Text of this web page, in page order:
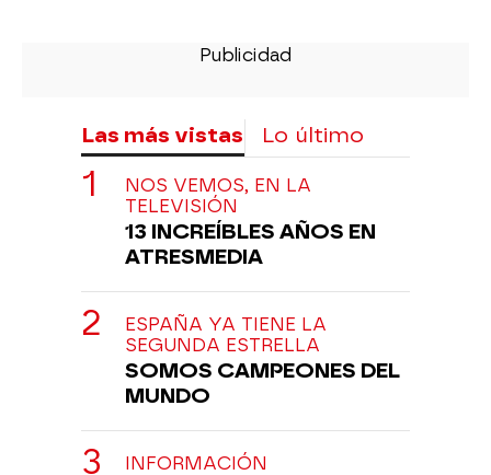
Las más vistas Lo último
NOS VEMOS, EN LA
TELEVISIÓN
13 INCREÍBLES AÑOS EN
ATRESMEDIA
ESPAÑA YA TIENE LA
SEGUNDA ESTRELLA
SOMOS CAMPEONES DEL
MUNDO
INFORMACIÓN